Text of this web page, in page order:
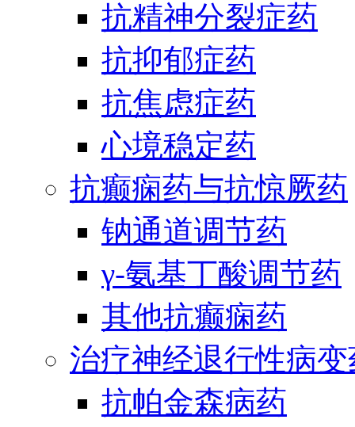
抗精神分裂症药
抗抑郁症药
抗焦虑症药
心境稳定药
抗癫痫药与抗惊厥药
钠通道调节药
γ-氨基丁酸调节药
其他抗癫痫药
治疗神经退行性病
抗帕金森病药